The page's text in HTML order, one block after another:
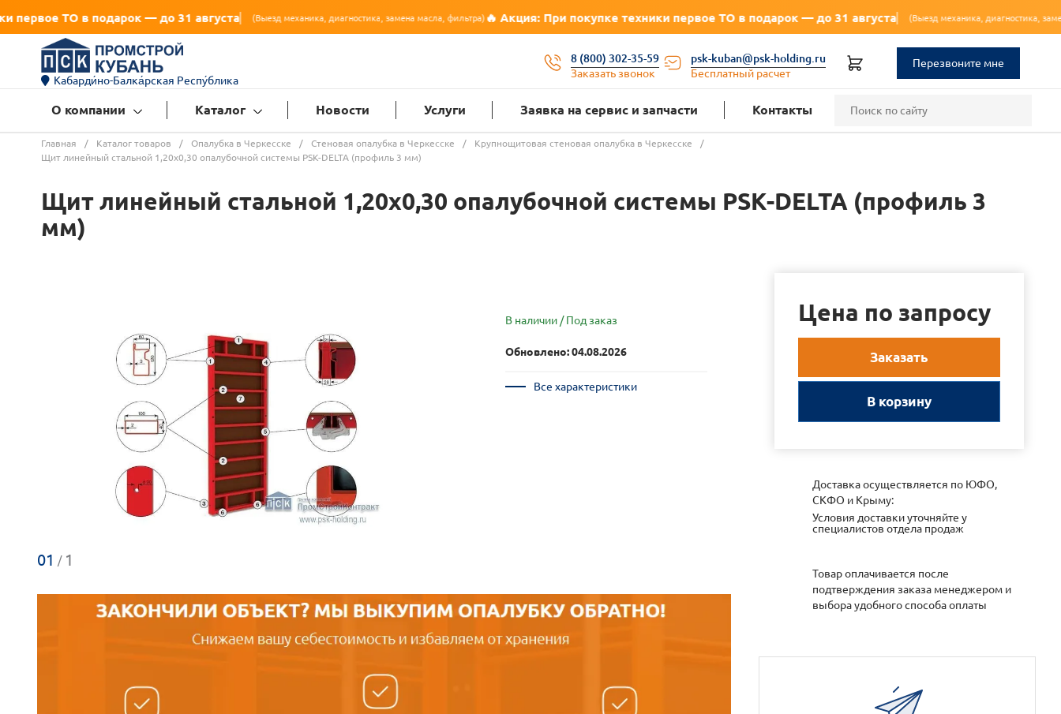
— до 31 августа (Выезд механика, диагностика, замена масла, фильтра)🔥 Акция: При покупке техники первое ТО в подарок — до 31 августа (Выезд механика, диагностика, замена масла, фильтра)🔥
Кабарди́но-Балка́рская Респу́блика
8 (800) 302-35-59
Заказать звонок
psk-kuban@psk-holding.ru
Бесплатный расчет
Перезвоните мне
О компании Каталог Новости Услуги Заявка на сервис и запчасти Контакты
Главная / Каталог товаров / Опалубка в Черкесске / Стеновая опалубка в Черкесске / Крупнощитовая стеновая опалубка в Черкесске
/
Щит линейный стальной 1,20х0,30 опалубочной системы PSK-DELTA (профиль 3 мм)
Щит линейный стальной 1,20х0,30 опалубочной системы PSK-DELTA (профиль 3
мм)
01 / 1
В наличии / Под заказ
Обновлено: 04.08.2026
Все характеристики
Цена по запросу
Заказать
В корзину
Доставка осуществляется по ЮФО,
СКФО и Крыму:
Условия доставки уточняйте у
специалистов отдела продаж
Товар оплачивается после
подтверждения заказа менеджером и
выбора удобного способа оплаты